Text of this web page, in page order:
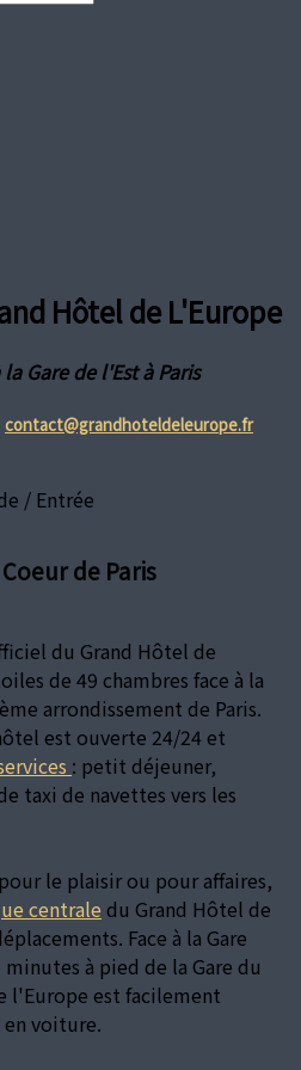
Hôtel de L'Europe
Gare de l'Est à Paris
contact@grandhoteldeleurope.fr
de Paris
du Grand Hôtel de
de 49 chambres face à la
arrondissement de Paris.
est ouverte 24/24 et
: petit déjeuner,
taxi de navettes vers les
le plaisir ou pour affaires,
centrale du Grand Hôtel de
Face à la Gare
à pied de la Gare du
l'Europe est facilement
voiture.